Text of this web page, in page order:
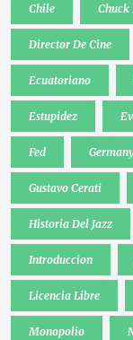
Chile Chuck
Director De Cine
Ecuatoriano
Estupidez
Fed
Gustavo Cerati
Historia Del Jazz
Introduccion
Licencia Libre
Monopolio